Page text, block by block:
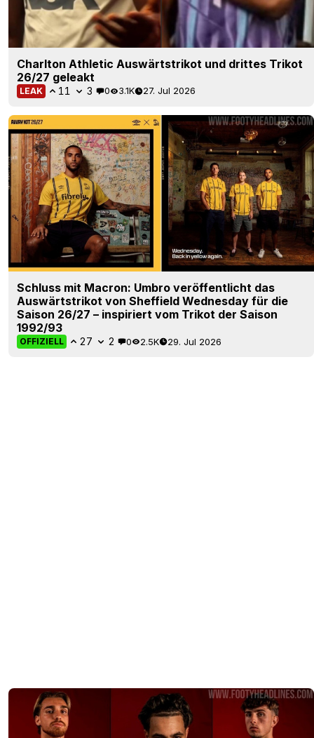
Charlton Athletic Auswärtstrikot und drittes Trikot
26/27 geleakt
LEAK 11 3 0 3.1K 27. Jul 2026
Schluss mit Macron: Umbro veröffentlicht das
Auswärtstrikot von Sheffield Wednesday für die
Saison 26/27 – inspiriert vom Trikot der Saison
1992/93
OFFIZIELL 27 2 0 2.5K 29. Jul 2026